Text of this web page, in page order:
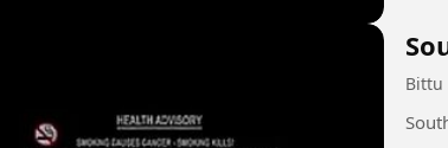
Bittu